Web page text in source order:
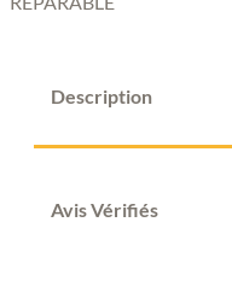
Description
Avis Vérifiés